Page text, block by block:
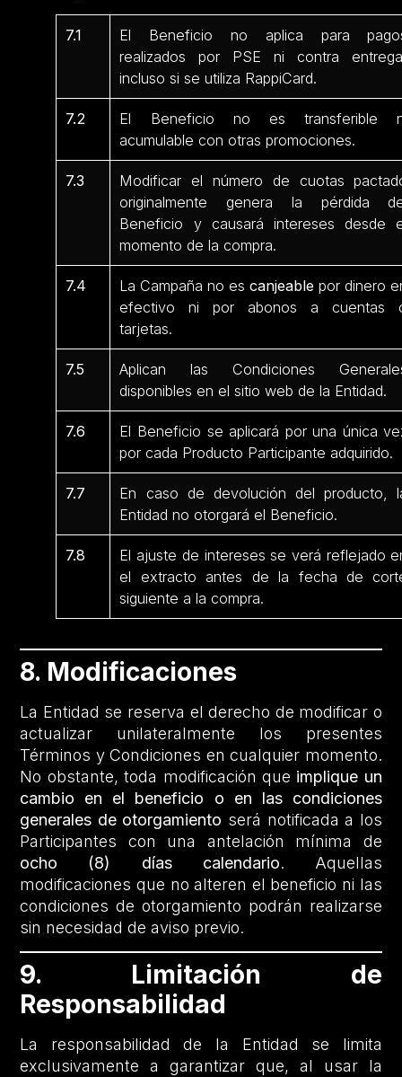
7.1
El Beneficio no aplica para
realizados por PSE ni contra
incluso si se utiliza RappiCard.
7.2
El Beneficio no es transferible
acumulable con otras promociones.
7.3
Modificar el número de cuotas
originalmente genera la pérdida
Beneficio y causará intereses desde
momento de la compra.
7.4 La Campaña no escanjeable por dinero
efectivo ni por abonos a cuentas
tarjetas.
7.5
Aplican las Condiciones
disponibles en el sitio web de la Entidad.
7.6
El Beneficio se aplicará por una única
por cada Producto Participante adquirido.
7.7
En caso de devolución del producto,
Entidad no otorgará el Beneficio.
7.8
El ajuste de intereses se verá reflejado
el extracto antes de la fecha de
siguiente a la compra.
8. Modificaciones
La Entidad se reserva el derecho de modificar o
actualizar unilateralmente los presentes
Términos y Condiciones en cualquier momento.
No obstante, toda modificación que implique un
cambio en el beneficio o en las condiciones
generales de otorgamiento será notificada a los
Participantes con una antelación mínima de
ocho (8) días calendario. Aquellas
modificaciones que no alteren el beneficio ni las
condiciones de otorgamiento podrán realizarse
sin necesidad de aviso previo.
9. Limitación de
Responsabilidad
La responsabilidad de la Entidad se limita
exclusivamente a garantizar que, al usar la